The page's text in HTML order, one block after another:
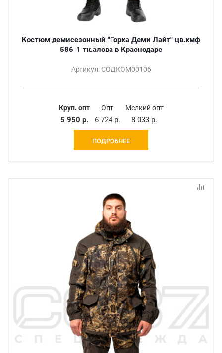
Костюм демисезонный "Горка Деми Лайт" цв.кмф
586-1 тк.алова в Краснодаре
Артикул: СОДКОМ00106
Круп. опт
5 950 р.
Опт
6 724 р.
Мелкий опт
8 033 р.
ПОДРОБНЕЕ